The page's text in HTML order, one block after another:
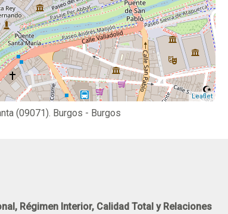
Leaflet
(09071). Burgos - Burgos
Régimen Interior, Calidad Total y Relaciones